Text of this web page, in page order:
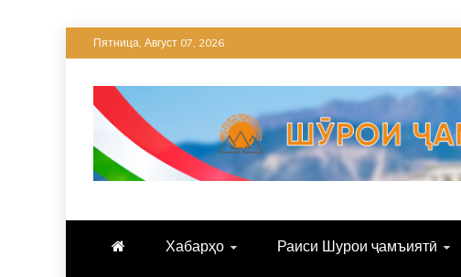
to
content
Пятница, Август 07, 2026
Хабарҳо Раиси Шурои ҷамъиятӣ